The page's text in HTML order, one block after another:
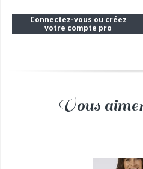
Connectez-vous ou créez
votre compte pro
Vous